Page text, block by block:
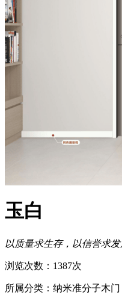
玉白
以质量求生存，以信誉求
浏览次数：1387次
所属分类：纳米准分子木门